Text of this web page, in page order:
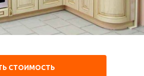
СТОИМОСТЬ